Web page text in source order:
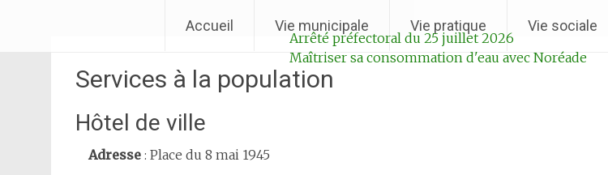
Ville de Laventie
au
Accueil Vie municipale Vie pratique Vie sociale
Services à la population
Hôtel de ville
Adresse : Place du 8 mai 1945
Arrêté préfectoral du 25 juillet 2026
Maîtriser sa consommation d'eau avec Noréade